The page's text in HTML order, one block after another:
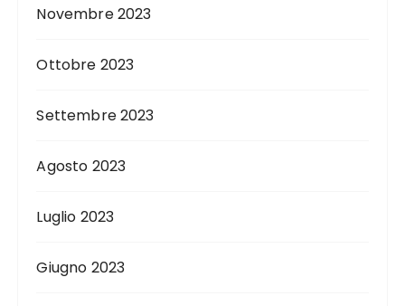
Novembre 2023
Ottobre 2023
Settembre 2023
Agosto 2023
Luglio 2023
Giugno 2023